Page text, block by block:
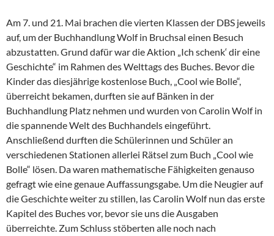
Am 7. und 21. Mai brachen die vierten Klassen der DBS jeweils
auf, um der Buchhandlung Wolf in Bruchsal einen Besuch
abzustatten. Grund dafür war die Aktion „Ich schenk‘ dir eine
Geschichte“ im Rahmen des Welttags des Buches. Bevor die
Kinder das diesjährige kostenlose Buch, „Cool wie Bolle“,
überreicht bekamen, durften sie auf Bänken in der
Buchhandlung Platz nehmen und wurden von Carolin Wolf in
die spannende Welt des Buchhandels eingeführt.
Anschließend durften die Schülerinnen und Schüler an
verschiedenen Stationen allerlei Rätsel zum Buch „Cool wie
Bolle“ lösen. Da waren mathematische Fähigkeiten genauso
gefragt wie eine genaue Auffassungsgabe. Um die Neugier auf
die Geschichte weiter zu stillen, las Carolin Wolf nun das erste
Kapitel des Buches vor, bevor sie uns die Ausgaben
überreichte. Zum Schluss stöberten alle noch nach